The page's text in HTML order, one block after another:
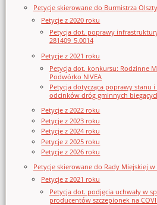
Petycje skierowane do Burmistrza
Petycje z 2020 roku
Petycja dot. poprawy
281409_5.0014
Petycje z 2021 roku
Petycja dot. konkursu: Rodzinne
Podwórko NIVEA
Petycja dotycząca poprawy stanu
odcinków dróg gminnych
Petycje z 2022 roku
Petycje z 2023 roku
Petycje z 2024 roku
Petycje z 2025 roku
Petycje z 2026 roku
Petycje skierowane do Rady Miejskiej
Petycje z 2021 roku
Petycja dot. podjęcia uchwały w
producentów szczepionek na